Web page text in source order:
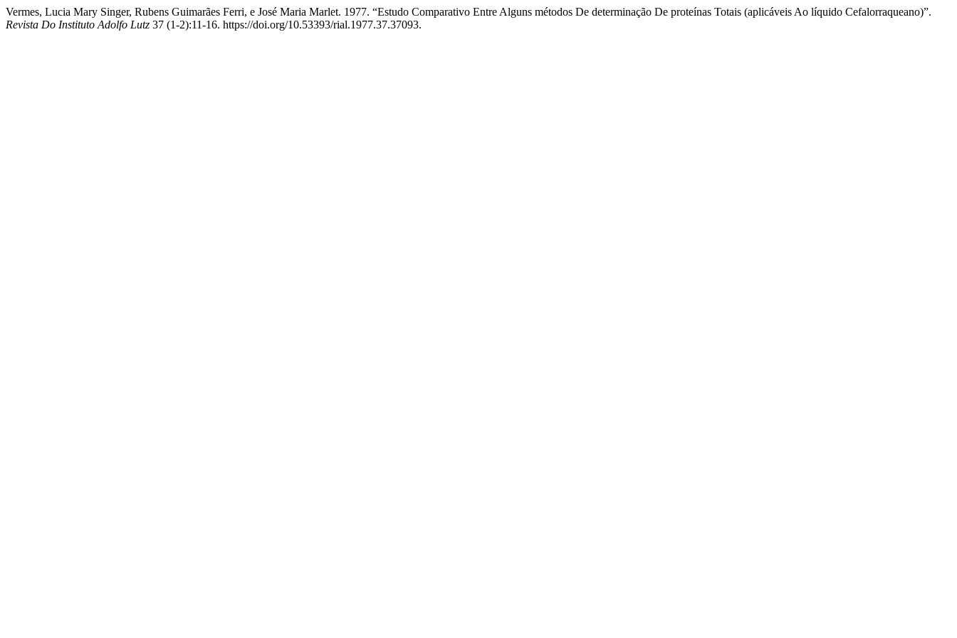
Vermes, Lucia Mary Singer, Rubens Guimarães Ferri, e José Maria Marlet. 1977. “Estudo Comparativo Entre Alguns métodos De determinação De proteínas Totais (aplicáveis Ao líquido Cefalorraqueano)”.
Revista Do Instituto Adolfo Lutz 37 (1-2):11-16. https://doi.org/10.53393/rial.1977.37.37093.